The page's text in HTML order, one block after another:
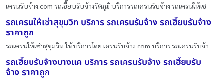
เครนรับจ้าง.com รถเฮี๊ยบรับจ้างรัตภูมิ บริการรถเครนรับจ้าง รถเครนให้เช
รถเครนให้เช่าสุขุมวิท บริการ รถเครนรับจ้าง รถเฮี๊ยบรับจ้าง
ราคาถูก
รถเครนให้เช่าสุขุมวิท ให้บริการโดย เครนรับจ้าง.com บริการ รถเครนรับจ้า
รถเฮี๊ยบรับจ้างบางแค บริการ รถเครนรับจ้าง รถเฮี๊ยบรับ
จ้าง ราคาถูก